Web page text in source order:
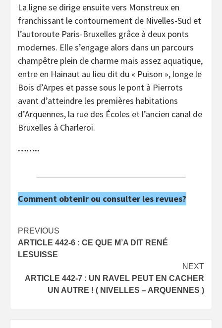
La ligne se dirige ensuite vers Monstreux en
franchissant le contournement de Nivelles-Sud et
l’autoroute Paris-Bruxelles grâce à deux ponts
modernes. Elle s’engage alors dans un parcours
champêtre plein de charme mais assez aquatique,
entre en Hainaut au lieu dit du « Puison », longe le
Bois d’Arpes et passe sous le pont à Pierrots
avant d’atteindre les premières habitations
d’Arquennes, la rue des Écoles et l’ancien canal de
Bruxelles à Charleroi.
……..
Comment obtenir ou consulter les revues?
Post
navigation
PREVIOUS
ARTICLE 442-6 : CE QUE M’A DIT RENÉ
LESUISSE
NEXT
ARTICLE 442-7 : UN RAVEL PEUT EN CACHER
UN AUTRE ! ( NIVELLES – ARQUENNES )